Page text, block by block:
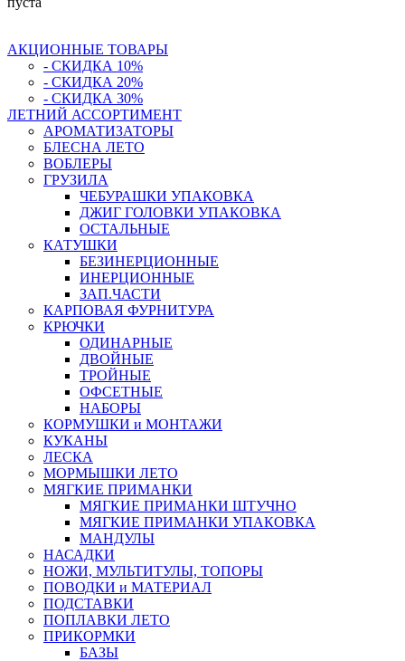
АКЦИОННЫЕ ТОВАРЫ
- СКИДКА 10%
- СКИДКА 20%
- СКИДКА 30%
ЛЕТНИЙ АССОРТИМЕНТ
АРОМАТИЗАТОРЫ
БЛЕСНА ЛЕТО
ВОБЛЕРЫ
ГРУЗИЛА
ЧЕБУРАШКИ УПАКОВКА
ДЖИГ ГОЛОВКИ УПАКОВКА
ОСТАЛЬНЫЕ
КАТУШКИ
БЕЗИНЕРЦИОННЫЕ
ИНЕРЦИОННЫЕ
ЗАП.ЧАСТИ
КАРПОВАЯ ФУРНИТУРА
КРЮЧКИ
ОДИНАРНЫЕ
ДВОЙНЫЕ
ТРОЙНЫЕ
ОФСЕТНЫЕ
НАБОРЫ
КОРМУШКИ и МОНТАЖИ
КУКАНЫ
ЛЕСКА
МОРМЫШКИ ЛЕТО
МЯГКИЕ ПРИМАНКИ
МЯГКИЕ ПРИМАНКИ ШТУЧНО
МЯГКИЕ ПРИМАНКИ УПАКОВКА
МАНДУЛЫ
НАСАДКИ
НОЖИ, МУЛЬТИТУЛЫ, ТОПОРЫ
ПОВОДКИ и МАТЕРИАЛ
ПОДСТАВКИ
ПОПЛАВКИ ЛЕТО
ПРИКОРМКИ
БАЗЫ